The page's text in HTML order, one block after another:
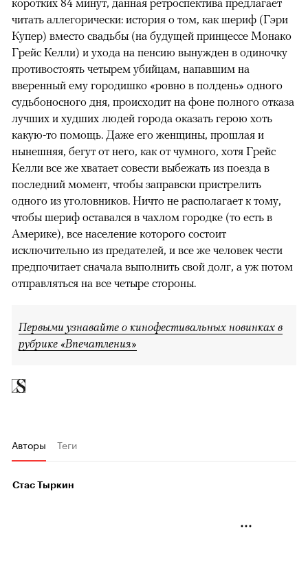
коротких 84 минут, данная ретроспектива предлагает
читать аллегорически: история о том, как шериф (Гэри
Купер) вместо свадьбы (на будущей принцессе Монако
Грейс Келли) и ухода на пенсию вынужден в одиночку
противостоять четырем убийцам, напавшим на
вверенный ему городишко «ровно в полдень» одного
судьбоносного дня, происходит на фоне полного отказа
лучших и худших людей города оказать герою хоть
какую-то помощь. Даже его женщины, прошлая и
нынешняя, бегут от него, как от чумного, хотя Грейс
Келли все же хватает совести выбежать из поезда в
последний момент, чтобы заправски пристрелить
одного из уголовников. Ничто не располагает к тому,
чтобы шериф оставался в чахлом городке (то есть в
Америке), все население которого состоит
исключительно из предателей, и все же человек чести
предпочитает сначала выполнить свой долг, а уж потом
отправляться на все четыре стороны.
Первыми узнавайте о кинофестивальных новинках в
рубрике «Впечатления»
Авторы Теги
Стас Тыркин